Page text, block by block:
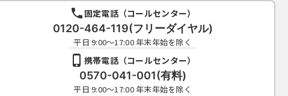
固定電話（コールセンター）
0120-464-119(フリーダイヤル)
平日 9:00～17:00 年末年始を除く
携帯電話（コールセンター）
0570-041-001(有料)
平日 9:00～17:00 年末年始を除く